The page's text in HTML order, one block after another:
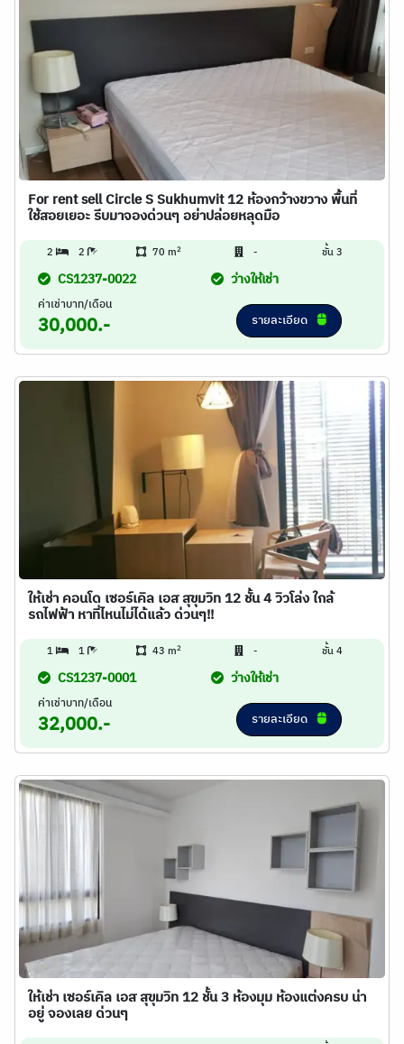
For rent sell Circle S Sukhumvit 12 ห้องกว้างขวาง พื้นที่
ใช้สอยเยอะ รีบมาจองด่วนๆ อย่าปล่อยหลุดมือ
2 2 70 m2 - ชั้น 3
CS1237-0022 ว่างให้เช่า
ค่าเช่าบาท/เดือน
30,000.- รายละเอียด
ให้เช่า คอนโด เซอร์เคิล เอส สุขุมวิท 12 ชั้น 4 วิวโล่ง ใกล้
รถไฟฟ้า หาที่ไหนไม่ได้แล้ว ด่วนๆ!!
1 1 43 m2 - ชั้น 4
CS1237-0001 ว่างให้เช่า
ค่าเช่าบาท/เดือน
32,000.- รายละเอียด
ให้เช่า เซอร์เคิล เอส สุขุมวิท 12 ชั้น 3 ห้องมุม ห้องแต่งครบ น่า
อยู่ จองเลย ด่วนๆ